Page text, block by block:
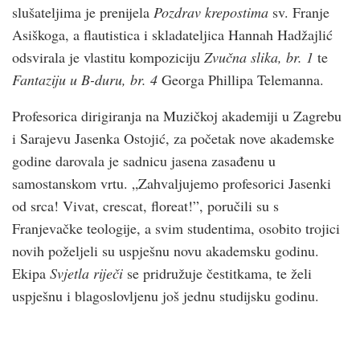
slušateljima je prenijela Pozdrav krepostima sv. Franje
Asiškoga, a flautistica i skladateljica Hannah Hadžajlić
odsvirala je vlastitu kompoziciju Zvučna slika, br. 1 te
Fantaziju u B-duru, br. 4 Georga Phillipa Telemanna.
Profesorica dirigiranja na Muzičkoj akademiji u Zagrebu
i Sarajevu Jasenka Ostojić, za početak nove akademske
godine darovala je sadnicu jasena zasađenu u
samostanskom vrtu. „Zahvaljujemo profesorici Jasenki
od srca! Vivat, crescat, floreat!”, poručili su s
Franjevačke teologije, a svim studentima, osobito trojici
novih poželjeli su uspješnu novu akademsku godinu.
Ekipa Svjetla riječi se pridružuje čestitkama, te želi
uspješnu i blagoslovljenu još jednu studijsku godinu.